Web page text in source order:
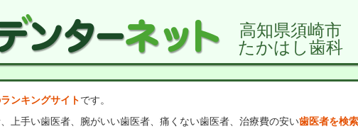
高知県須崎市
たかはし歯科
ンキングサイトです。
上手い歯医者、腕がいい歯医者、痛くない歯医者、治療費の安い歯医者を検索